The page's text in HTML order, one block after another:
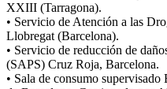
XXIII (Tarragona).
• Servicio de Atención a las
Llobregat (Barcelona).
• Servicio de reducción de
(SAPS) Cruz Roja, Barcelona.
• Sala de consumo